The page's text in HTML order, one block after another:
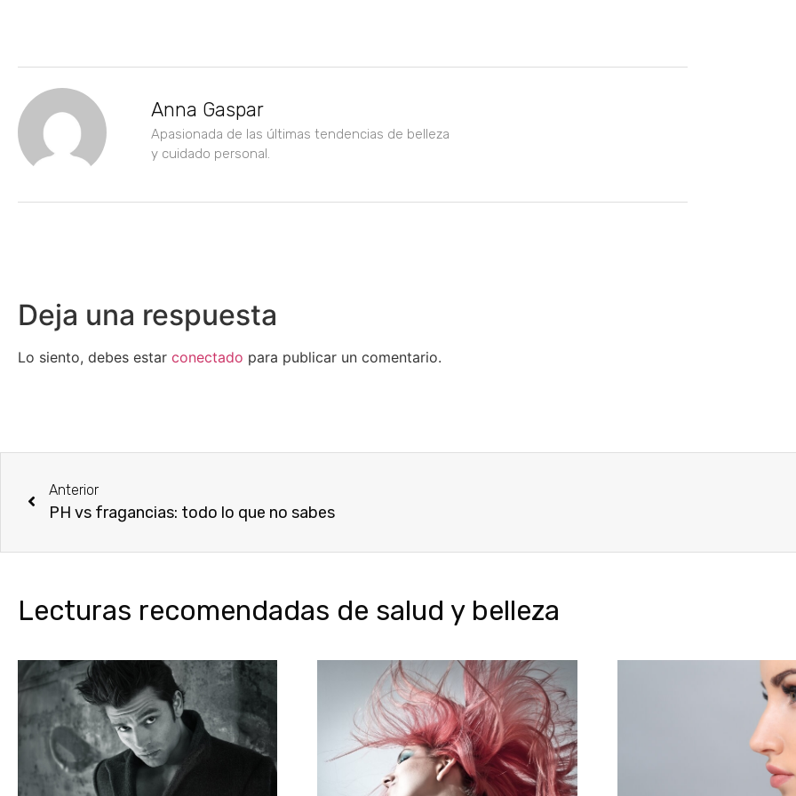
Anna Gaspar
Apasionada de las últimas tendencias de belleza
y cuidado personal.
Deja una respuesta
Lo siento, debes estar conectado para publicar un comentario.
Anterior
PH vs fragancias: todo lo que no sabes
Lecturas recomendadas de salud y belleza